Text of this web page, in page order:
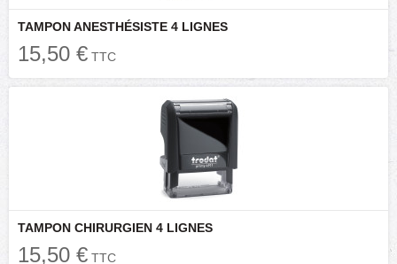
TAMPON ANESTHÉSISTE 4 LIGNES
15,50 € TTC
TAMPON CHIRURGIEN 4 LIGNES
15,50 € TTC